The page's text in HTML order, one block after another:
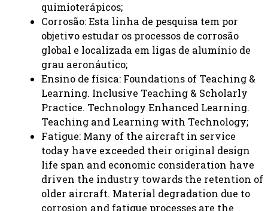
quimioterápicos;
Corrosão: Esta linha de pesquisa tem por
objetivo estudar os processos de corrosão
global e localizada em ligas de alumínio de
grau aeronáutico;
Ensino de física: Foundations of Teaching &
Learning. Inclusive Teaching & Scholarly
Practice. Technology Enhanced Learning.
Teaching and Learning with Technology;
Fatigue: Many of the aircraft in service
today have exceeded their original design
life span and economic consideration have
driven the industry towards the retention of
older aircraft. Material degradation due to
corrosion and fatigue processes are the